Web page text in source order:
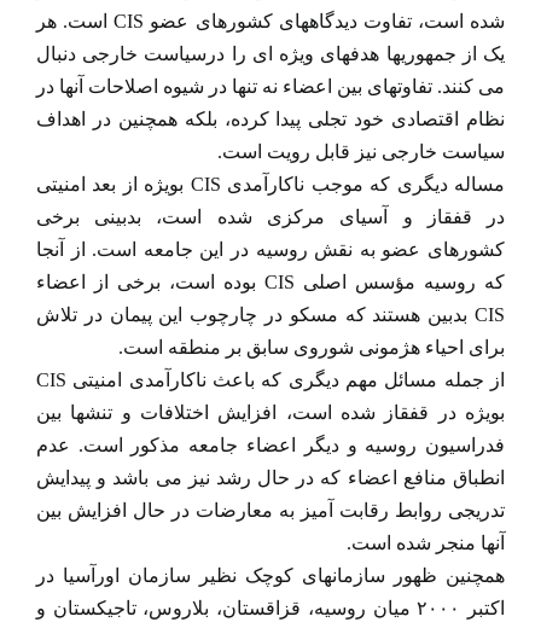
شده است، تفاوت دیدگاههای کشورهای عضو CIS است. هر
یک از جمهوریها هدفهای ویژه ای را درسیاست خارجی دنبال
می کنند. تفاوتهای بین اعضاء نه تنها در شیوه اصلاحات آنها در
نظام اقتصادی خود تجلی پیدا کرده، بلکه همچنین در اهداف
سیاست خارجی نیز قابل رویت است.
مساله دیگری که موجب ناکارآمدی CIS بویژه از بعد امنیتی
در قفقاز و آسیای مرکزی شده است، بدبینی برخی
کشورهای عضو به نقش روسیه در این جامعه است. از آنجا
که روسیه مؤسس اصلی CIS بوده است، برخی از اعضاء
CIS بدبین هستند که مسکو در چارچوب این پیمان در تلاش
برای احیاء هژمونی شوروی سابق بر منطقه است.
از جمله مسائل مهم دیگری که باعث ناکارآمدی امنیتی CIS
بویژه در قفقاز شده است، افزایش اختلافات و تنشها بین
فدراسیون روسیه و دیگر اعضاء جامعه مذکور است. عدم
انطباق منافع اعضاء که در حال رشد نیز می باشد و پیدایش
تدریجی روابط رقابت آمیز به معارضات در حال افزایش بین
آنها منجر شده است.
همچنین ظهور سازمانهای کوچک نظیر سازمان اورآسیا در
اکتبر ۲۰۰۰ میان روسیه، قزاقستان، بلاروس، تاجیکستان و